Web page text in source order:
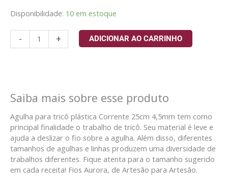
Disponibilidade: 10 em estoque
- + ADICIONAR AO CARRINHO
Saiba mais sobre esse produto
Agulha para tricô plástica Corrente 25cm 4,5mm tem como
principal finalidade o trabalho de tricô. Seu material é leve e
ajuda a deslizar o fio sobre a agulha. Além disso, diferentes
tamanhos de agulhas e linhas produzem uma diversidade de
trabalhos diferentes. Fique atenta para o tamanho sugerido
em cada receita! Fios Aurora, de Artesão para Artesão.